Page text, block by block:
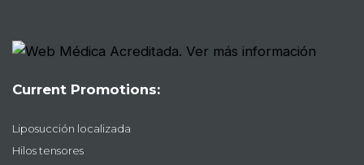
Current Promotions:
Liposucción localizada
Hilos tensores